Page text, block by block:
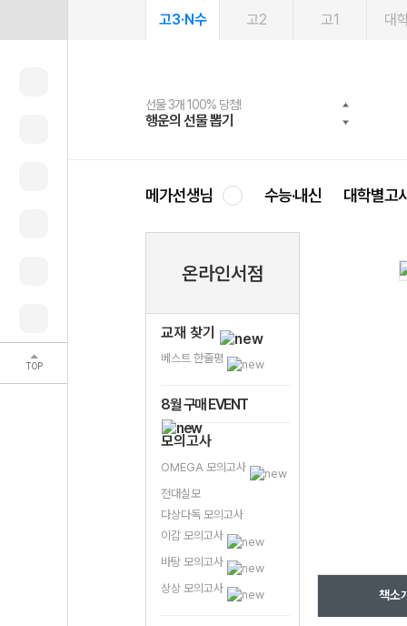
TOP
고3·N수 고2 고1 대
선물 3개 100% 당첨!
행운의 선물 뽑기
선물 100% 증정!
메가스터디 X 올리브
2027 러셀 단과
강사 공개선발
스마트러닝앱
설문 EVENT
메가패스
3일 무료 체험권
메가패스 수강생 무료혜택!
메가클럽 멤버십
사회공헌 캠페인
희망이룸 메가나눔
메가선생님 수능·내신 대학별고
온라인서점
교재 찾기
베스트 한줄평
8월 구매 EVENT
모의고사
OMEGA 모의고사
전대실모
다상다독 모의고사
이감 모의고사
바탕 모의고사
상상 모의고사
책소